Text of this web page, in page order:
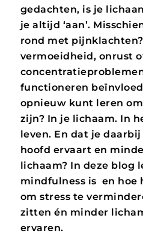
gedachten, is je
je altijd ‘aan’.
rond met
vermoeidheid, onrust
functioneren
opnieuw kunt leren
zijn? In je lichaam. In
leven. En dat je
hoofd ervaart en
lichaam? In deze blog
mindfulness is en hoe
om stress te
zitten én minder
ervaren.